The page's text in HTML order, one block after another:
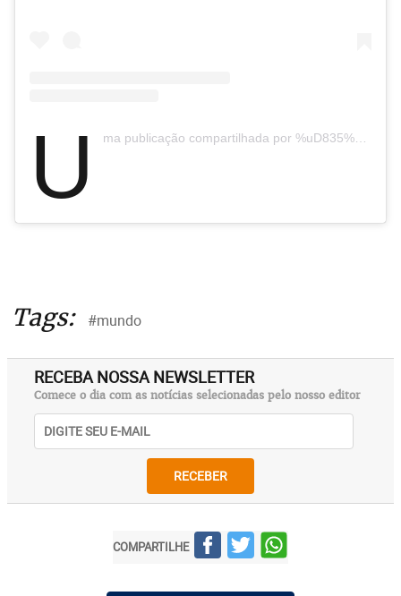
U ma publicação compartilhada por %uD835%uDD7D%uD835%uDD8E%uD835%uDD88%uD835%uDD8D%uD835%uDD86%uD835%uDD97%uD835%uDD89 %uD835%uDD6D%uD835%uDD94%uD835%uDD93%uD835%uDD86 (@richardbonaofficial)
Tags: #mundo
RECEBA NOSSA NEWSLETTER
Comece o dia com as notícias selecionadas pelo nosso editor
RECEBER
COMPARTILHE